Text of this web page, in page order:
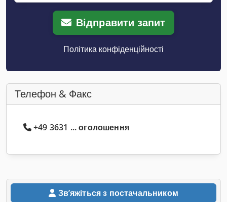
Відправити запит
Політика конфіденційності
Телефон & Факс
+49 3631 ... оголошення
Звʼяжіться з постачальником